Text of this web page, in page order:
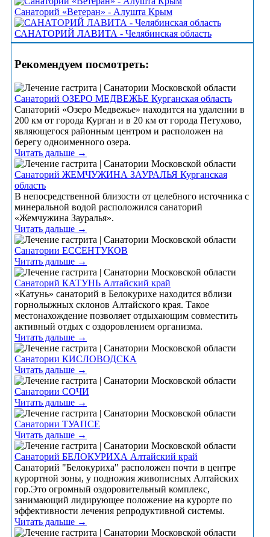
Санаторий «Ветеран» - Алушта Крым
САНАТОРИЙ ЛАВИТА - Челябинская область
Рекомендуем посмотреть:
Санаторий ОЗЕРО МЕДВЕЖЬЕ Курганская область
Санаторий «Озеро Медвежье» находится на удалении в
200 км от города Курган и в 20 км от города Петухово,
являющегося районным центром и расположен на
берегу одноименного озера.
Читать дальше →
Санаторий ЖЕМЧУЖИНА ЗАУРАЛЬЯ Курганская
область
В непосредственной близости от целебного источника с
минеральной водой расположился санаторий
«Жемчужина Зауралья».
Читать дальше →
Санатории ЕССЕНТУКОВ
Читать дальше →
Санаторий КАТУНЬ Алтайский край
«Катунь» санаторий в Белокурихе находится вблизи
горнолыжных склонов Алтайского края. Такое
местонахождение позволяет отдыхающим совместить
активный отдых с оздоровлением организма.
Читать дальше →
Санатории КИСЛОВОДСКА
Читать дальше →
Санатории СОЧИ
Читать дальше →
Санатории ТУАПСЕ
Читать дальше →
Санаторий БЕЛОКУРИХА Алтайский край
Санаторий "Белокуриха" расположен почти в центре
курортной зоны, у подножия живописных Алтайских
гор.Это огромный оздоровительный комплекс,
занимающий лидирующее положение на курорте по
эффективности лечения репродуктивной системы.
Читать дальше →